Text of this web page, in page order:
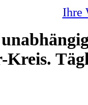
Ihre
Kreis.